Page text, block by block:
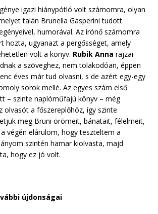
igazi hiánypótló volt számomra, olyan
talán Brunella Gasperini tudott
humorával. Az írónő számomra
hozta, ugyanazt a pergősséget, amely
volt a könyv. Rubik Anna rajzai
a szöveghez, nem tolakodóan, éppen
éves már tud olvasni, s de azért egy-egy
sorok mellé. Az egyes szám első
– szinte naplóműfajú könyv – még
olvasót a főszereplőhöz, így szinte
meg Bruni örömeit, bánatait, félelmeit,
végén elárulom, hogy teszteltem a
szintén hamar kiolvasta, majd
hogy ez jó volt.
újdonságai